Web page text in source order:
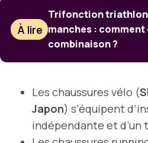
À lire
Trifonction triathlon
manches :
combinaison ?
Les chaussures vélo (
Japon) s’équipent
indépendante et d’un